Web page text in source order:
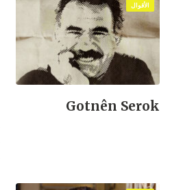
الأقوال
Gotnên Serok